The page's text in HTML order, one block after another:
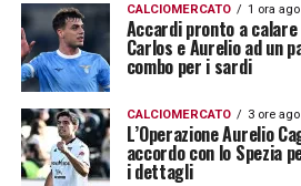
CALCIOMERCATO 1 ora ago
Accardi pronto a
Carlos e Aurelio ad un
combo per i sardi
CALCIOMERCATO 3 ore ago
L’Operazione Aurelio
accordo con lo Spezia
i dettagli